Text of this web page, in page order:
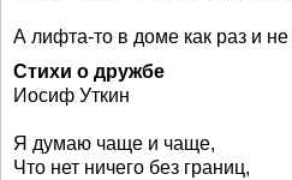
А лифта-то в доме как раз и
Стихи о дружбе
Иосиф Уткин
Я думаю чаще и чаще,
Что нет ничего без границ,